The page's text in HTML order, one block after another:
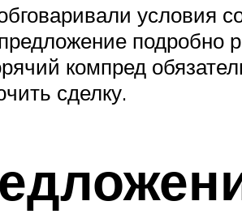
условия
подробно
компред
сделку.